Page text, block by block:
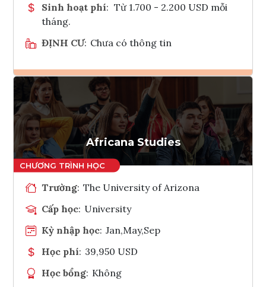
Sinh hoạt phí: Từ 1.700 - 2.200 USD mỗi
tháng.
ĐỊNH CƯ: Chưa có thông tin
Ghi danh
Tham vấn Interlink
Africana Studies
Trường: The University of Arizona
Cấp học: University
Kỳ nhập học: Jan,May,Sep
Học phí: 39,950 USD
Học bổng: Không